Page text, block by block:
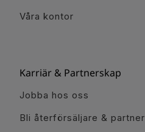
Våra kontor
Karriär & Partnerskap
Jobba hos oss
Bli återförsäljare & partner